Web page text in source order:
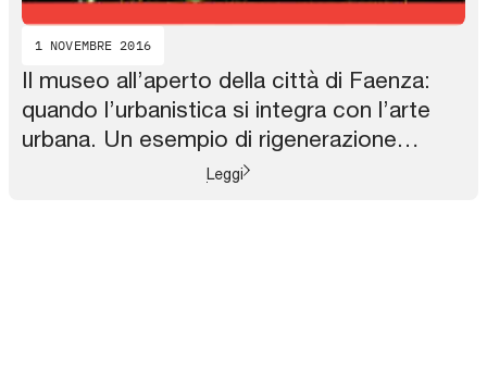
1 NOVEMBRE 2016
Il museo all’aperto della città di Faenza:
quando l’urbanistica si integra con l’arte
urbana. Un esempio di rigenerazione
urbana attraverso l’arte pubblica
Leggi